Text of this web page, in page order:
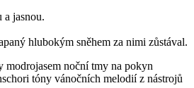
jasnou.
hlubokým sněhem za nimi zůstával.
modrojasem noční tmy na pokyn
tóny vánočních melodií z nástrojů